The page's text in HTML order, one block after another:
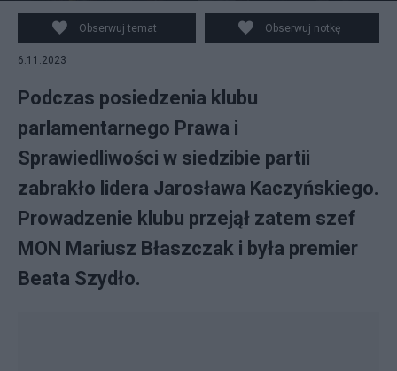
na zdjeciu: Politycy PiS w drodze na spotkanie
wszystkich parlamentarzystów wybranych z list PiS w
mijających wyborach parlamentarnych, 6 bm. w
siedzibie PiS przy ul. Nowogrodzkiej w Warszawie. fot.
Obserwuj temat Obserwuj notkę
6.11.2023
Podczas posiedzenia klubu
parlamentarnego Prawa i
Sprawiedliwości w siedzibie partii
zabrakło lidera Jarosława Kaczyńskiego.
Prowadzenie klubu przejął zatem szef
MON Mariusz Błaszczak i była premier
Beata Szydło.